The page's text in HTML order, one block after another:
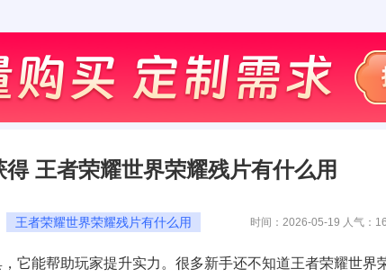
王者荣耀世界荣耀残片有什么用
时间：2026-05-19 人气：
王者荣耀世界荣耀残片有什么用
能帮助玩家提升实力。很多新手还不知道王者荣耀世界